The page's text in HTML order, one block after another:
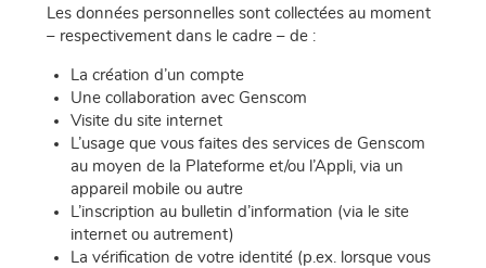
Les données personnelles sont collectées au moment
– respectivement dans le cadre – de :
La création d’un compte
Une collaboration avec Genscom
Visite du site internet
L’usage que vous faites des services de Genscom
au moyen de la Plateforme et/ou l’Appli, via un
appareil mobile ou autre
L’inscription au bulletin d’information (via le site
internet ou autrement)
La vérification de votre identité (p.ex. lorsque vous